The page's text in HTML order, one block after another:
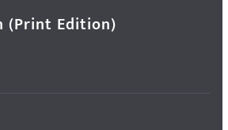
(Print Edition)